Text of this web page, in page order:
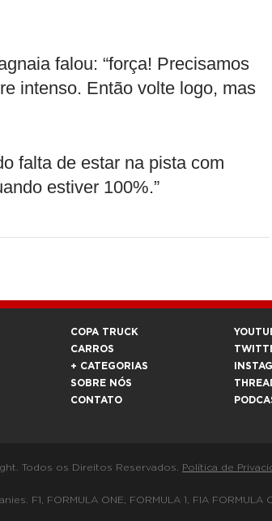
falou: “força! Precisamos
intenso. Então volte logo, mas
falta de estar na pista com
estiver 100%.”
COPA TRUCK
CARROS
+ CATEGORIAS
SOBRE NÓS
CONTATO
Todos os Direitos Reservados. Política de
FORMULA ONE, FORMULA 1, FIA FORMULA